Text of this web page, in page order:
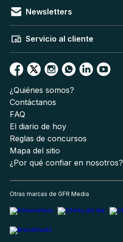
Newsletters
Servicio al cliente
¿Quiénes somos?
Contáctanos
FAQ
El diario de hoy
Reglas de concursos
Mapa del sitio
¿Por qué confiar en nosotros?
Otras marcas de GFR Media